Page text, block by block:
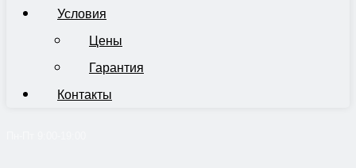
Условия
Цены
Гарантия
Контакты